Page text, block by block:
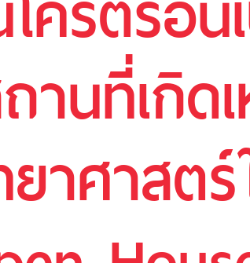
านที่เกิด
าศาสต